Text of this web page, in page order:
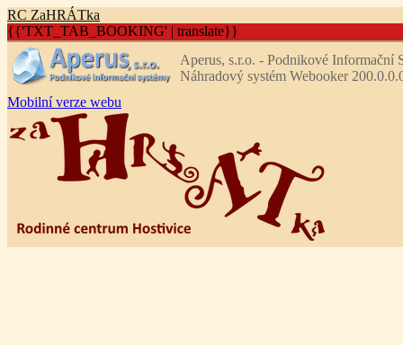
RC ZaHRÁTka
{{'TXT_TAB_BOOKING' | translate}}
Aperus, s.r.o. - Podnikové Informační
Náhradový systém Webooker
Mobilní verze webu